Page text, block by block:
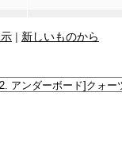
| 新しいものから